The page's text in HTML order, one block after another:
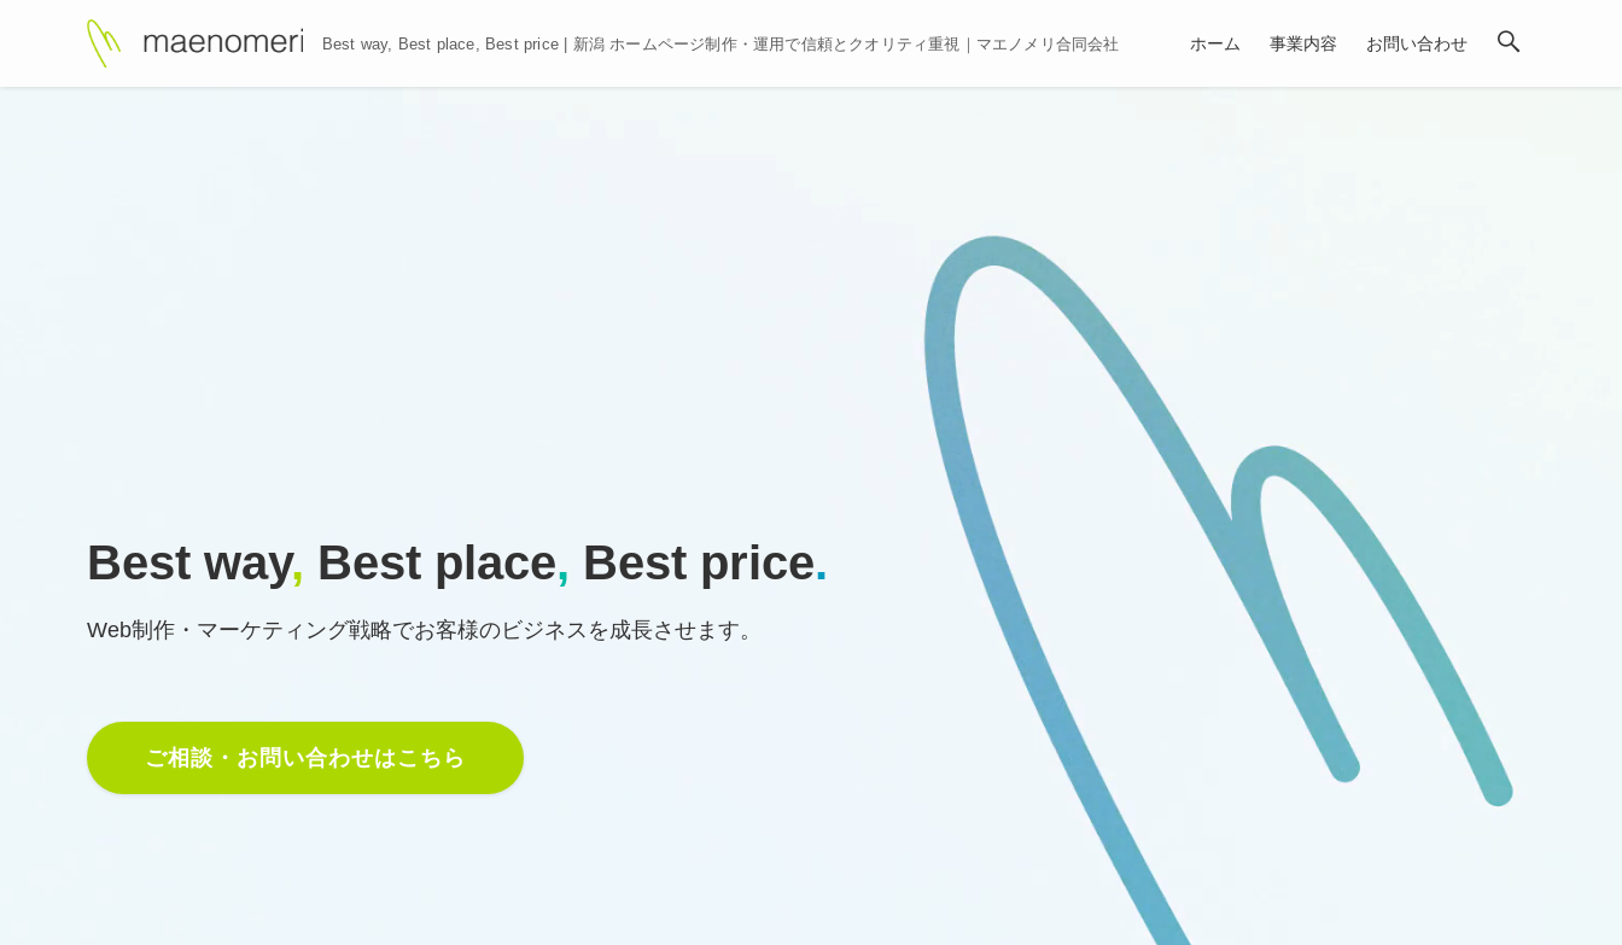
Best way, Best place, Best price | 新潟 ホームページ制作・運用で信頼とクオリティ重視｜マエノメリ合同会社 ホーム 事業内容 お問い合わせ
Best way, Best place, Best price.
Web制作・マーケティング戦略でお客様のビジネスを成長させます。
ご相談・お問い合わせはこちら